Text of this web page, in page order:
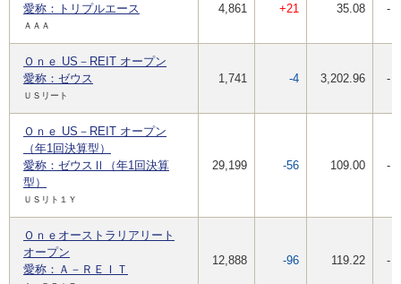
愛称：トリプルエース
ＡＡＡ
4,861 +21 35.08 -
Ｏｎｅ US－REIT オープン
愛称：ゼウス
ＵＳリート
1,741 -4 3,202.96 -
Ｏｎｅ US－REIT オープン
（年1回決算型）
愛称：ゼウスⅡ（年1回決算
型）
ＵＳリト１Ｙ
29,199 -56 109.00 -
Ｏｎｅオーストラリアリート
オープン
愛称：Ａ－ＲＥＩＴ
12,888 -96 119.22 -